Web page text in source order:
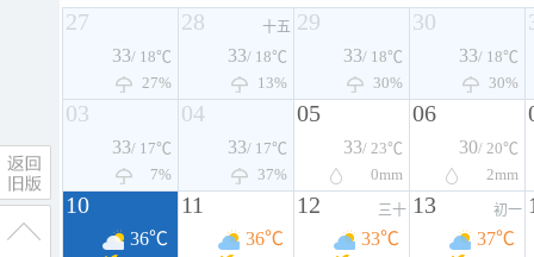
27
33/ 18℃
27%
28 十五
33/ 18℃
13%
29
33/ 18℃
30%
30
33/ 18℃
30%
03
33/ 17℃
7%
04
33/ 17℃
37%
05
33/ 23℃
0mm
06
30/ 20℃
2mm
10
36℃
11
36℃
12 三十
33℃
13 初一
37℃